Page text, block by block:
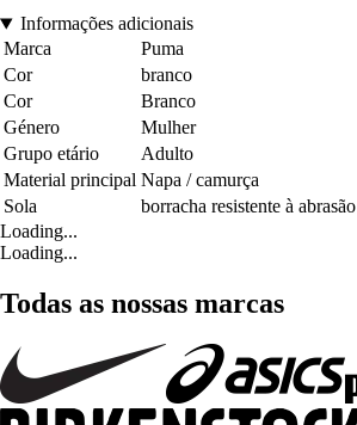
Informações adicionais
Marca
Puma
Cor
branco
Cor
Branco
Género
Mulher
Grupo etário
Adulto
Material principal Napa / camurça
Sola
borracha resistente à abrasão
Loading...
Loading...
Todas as nossas marcas